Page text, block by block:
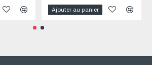
Ajouter au panier